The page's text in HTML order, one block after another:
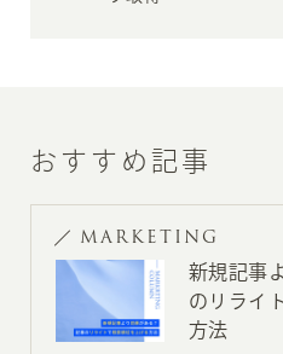
おすすめ記事
MARKETING
新規記事
のリライ
方法